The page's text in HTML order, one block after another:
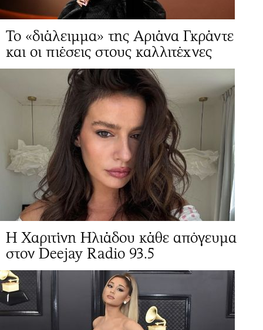
Το «διάλειμμα» της Αριάνα Γκράντε
και οι πιέσεις στους καλλιτέχνες
Η Χαριτίνη Ηλιάδου κάθε απόγευμα
στον Deejay Radio 93.5